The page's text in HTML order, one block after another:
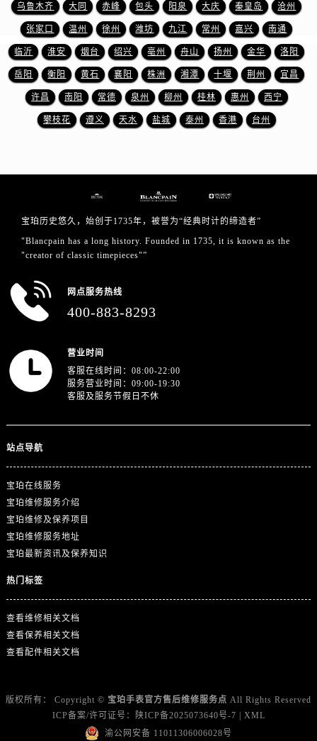
乌鲁木齐 大同 赤峰 包头 阳泉 大庆 秦皇岛 沧州
张家口 温州 徐州 潍坊 九江 常州 嘉兴 南通
临沂 淮安 烟台 绍兴 亳州 舟山 扬州 金华 洛阳
岳阳 衡阳 黄石 襄阳 株洲 湘潭 十堰 荆州 宜昌
许昌 南阳 常德 泉州 柳州 桂林 惠州 西宁
攀枝花 遵义 天水 盐城 泰州 香港 台州
宝珀历史悠久，始创于1735年，被誉为“经典时计的缔造者”
"Blancpain has a long history. Founded in 1735, it is known as the
"creator of classic timepieces"”
网点服务热线
400-883-8293
营业时间
客服在线时间：08:00-22:00
服务营业时间：09:00-19:30
客服及服务节假日不休
站点导航
宝珀在线服务
宝珀维修服务介绍
宝珀维修及保养项目
宝珀维修服务地址
宝珀最新资讯及保养知识
热门标签
查看维修相关文档
查看保养相关文档
查看配件相关文档
版权所有： Copyright © 宝珀手表官方售后维修服务点 All Rights Reserved
ICP备案/许可证号：
陕ICP备2025073640号-7
XML
渝公网安备 11011306006028号